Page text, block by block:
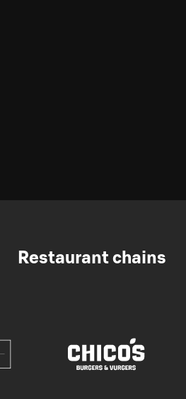
Restaurant chains